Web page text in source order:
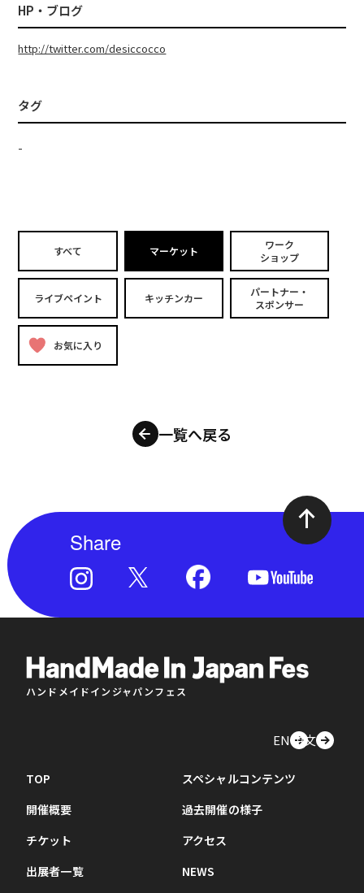
HP・ブログ
http://twitter.com/desiccocco
タグ
-
すべて マーケット
ワーク
ショップ
ライブペイント キッチンカー
パートナー・
スポンサー
お気に入り
一覧へ戻る
Share
ハンドメイドインジャパンフェス
EN中文
TOP
開催概要
チケット
出展者一覧
スペシャルコンテンツ
過去開催の様子
アクセス
NEWS